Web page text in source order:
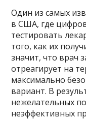
Один из самых
в США, где
тестировать
того, как их
значит, что врач
отреагирует на
максимально
вариант. В
нежелательных
неэффективных